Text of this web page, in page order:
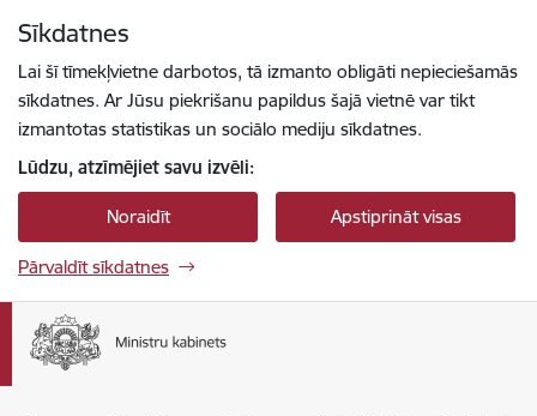
Sīkdatnes
Lai šī tīmekļvietne darbotos, tā izmanto obligāti nepieciešamās
sīkdatnes. Ar Jūsu piekrišanu papildus šajā vietnē var tikt
izmantotas statistikas un sociālo mediju sīkdatnes.
Lūdzu, atzīmējiet savu izvēli:
Noraidīt Apstiprināt visas
Pārvaldīt sīkdatnes